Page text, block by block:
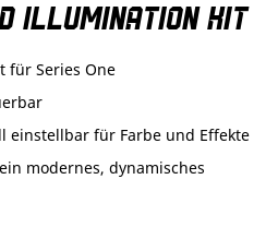
ILLUMINATION KIT
für Series One
einstellbar für Farbe und Effekte
modernes, dynamisches